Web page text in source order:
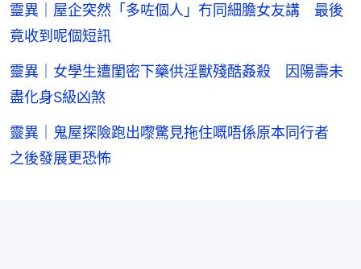
靈異｜屋企突然「多咗個人」冇同細膽女友講 最後
竟收到呢個短訊
靈異｜女學生遭閨密下藥供淫獸殘酷姦殺 因陽壽未
盡化身S級凶煞
靈異｜鬼屋探險跑出嚟驚見拖住嘅唔係原本同行者
之後發展更恐怖